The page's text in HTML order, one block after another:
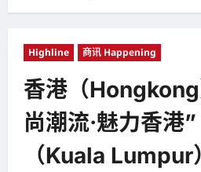
Highline 商讯 Happening
香港（
尚潮流·魅力香港
（Kuala